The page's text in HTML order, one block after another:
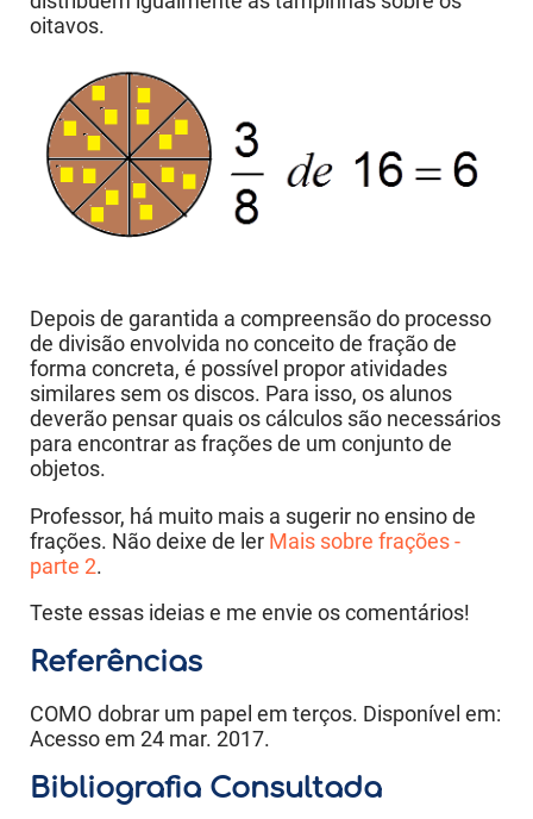
oitavos.
Depois de garantida a compreensão do processo
de divisão envolvida no conceito de fração de
forma concreta, é possível propor atividades
similares sem os discos. Para isso, os alunos
deverão pensar quais os cálculos são necessários
para encontrar as frações de um conjunto de
objetos.
Professor, há muito mais a sugerir no ensino de
frações. Não deixe de ler Mais sobre frações -
parte 2.
Teste essas ideias e me envie os comentários!
Referências
COMO dobrar um papel em terços. Disponível em:
Acesso em 24 mar. 2017.
Bibliografia Consultada